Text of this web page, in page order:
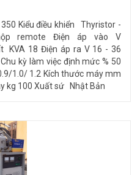
350 Kiểu điều khiển Thyristor -
remote Điện áp vào V
KVA 18 Điện áp ra V 16 - 36
kỳ làm việc định mức % 50
1.0/ 1.2 Kích thước máy mm
kg 100 Xuất sứ Nhật Bản